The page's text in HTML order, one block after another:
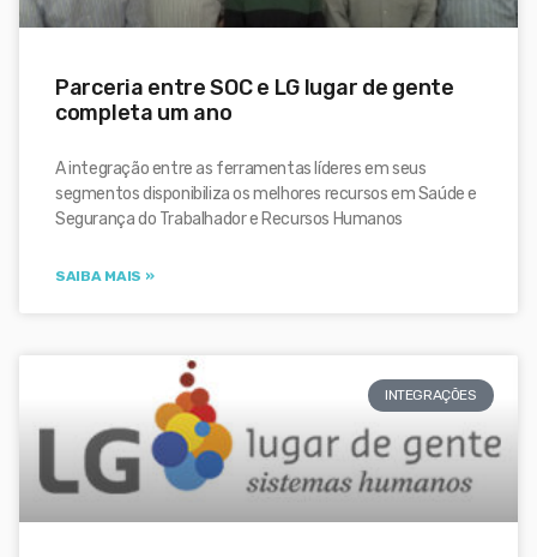
Parceria entre SOC e LG lugar de gente
completa um ano
A integração entre as ferramentas líderes em seus
segmentos disponibiliza os melhores recursos em Saúde e
Segurança do Trabalhador e Recursos Humanos
SAIBA MAIS »
INTEGRAÇÕES